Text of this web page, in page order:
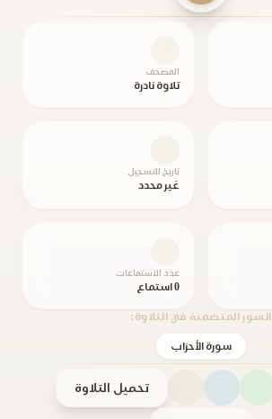
المصحف
تلاوة نادرة
تاريخ التسجيل
غير محدد
عدد الاستماعات
0 استماع
السور المتضمنة في التلاوة:
سورة الأحزاب
تحميل التلاوة